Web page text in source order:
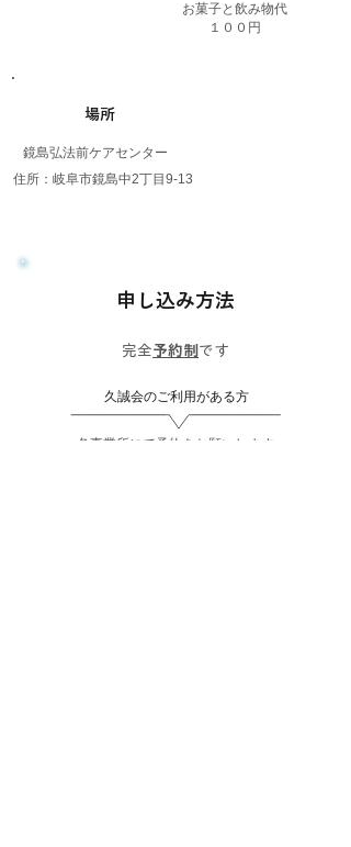
​お菓子と飲み物代
​１００円
​場所
​鏡島弘法前ケアセンター
​住所：岐阜市鏡島中2丁目9-13
​申し込み方法
完全予約制 です
​久誠会のご利用がある方
​各事業所にて予約をお願いします